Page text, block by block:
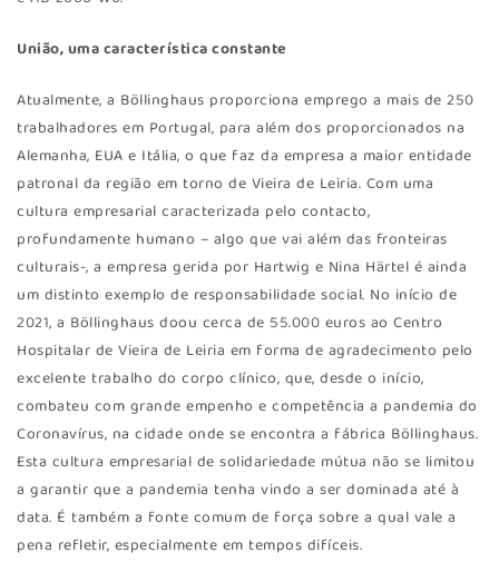
União, uma característica constante
Atualmente, a Böllinghaus proporciona emprego a mais de 250
trabalhadores em Portugal, para além dos proporcionados na
Alemanha, EUA e Itália, o que faz da empresa a maior entidade
patronal da região em torno de Vieira de Leiria. Com uma
cultura empresarial caracterizada pelo contacto,
profundamente humano – algo que vai além das fronteiras
culturais-, a empresa gerida por Hartwig e Nina Härtel é ainda
um distinto exemplo de responsabilidade social. No início de
2021, a Böllinghaus doou cerca de 55.000 euros ao Centro
Hospitalar de Vieira de Leiria em forma de agradecimento pelo
excelente trabalho do corpo clínico, que, desde o início,
combateu com grande empenho e competência a pandemia do
Coronavírus, na cidade onde se encontra a fábrica Böllinghaus.
Esta cultura empresarial de solidariedade mútua não se limitou
a garantir que a pandemia tenha vindo a ser dominada até à
data. É também a fonte comum de força sobre a qual vale a
pena refletir, especialmente em tempos difíceis.